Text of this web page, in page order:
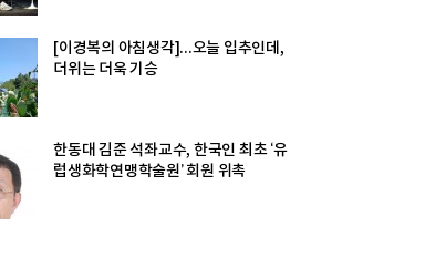
[이경복의 아침생각]...오늘 입추인데,
더위는 더욱 기승
한동대 김준 석좌교수, 한국인 최초 ‘유
럽생화학연맹학술원’ 회원 위촉